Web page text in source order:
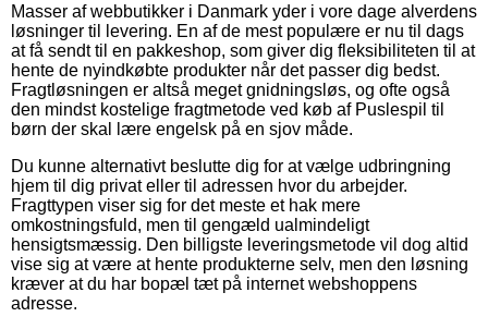
Masser af webbutikker i Danmark yder i vore dage alverdens
løsninger til levering. En af de mest populære er nu til dags
at få sendt til en pakkeshop, som giver dig fleksibiliteten til at
hente de nyindkøbte produkter når det passer dig bedst.
Fragtløsningen er altså meget gnidningsløs, og ofte også
den mindst kostelige fragtmetode ved køb af Puslespil til
børn der skal lære engelsk på en sjov måde.
Du kunne alternativt beslutte dig for at vælge udbringning
hjem til dig privat eller til adressen hvor du arbejder.
Fragttypen viser sig for det meste et hak mere
omkostningsfuld, men til gengæld ualmindeligt
hensigtsmæssig. Den billigste leveringsmetode vil dog altid
vise sig at være at hente produkterne selv, men den løsning
kræver at du har bopæl tæt på internet webshoppens
adresse.